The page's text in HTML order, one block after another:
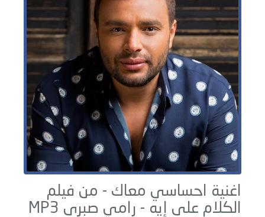
اغنية احساسي معاك - من فيلم
الكلام على إيه - رامي صبرى MP3